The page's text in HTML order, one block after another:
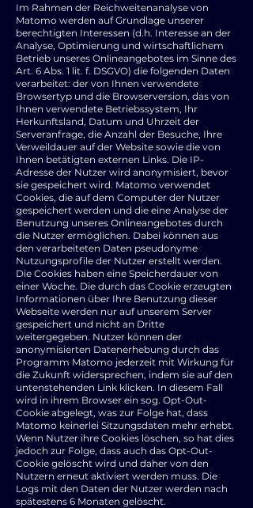
Im Rahmen der Reichweitenanalyse von
Matomo werden auf Grundlage unserer
berechtigten Interessen (d.h. Interesse an der
Analyse, Optimierung und wirtschaftlichem
Betrieb unseres Onlineangebotes im Sinne des
Art. 6 Abs. 1 lit. f. DSGVO) die folgenden Daten
verarbeitet: der von Ihnen verwendete
Browsertyp und die Browserversion, das von
Ihnen verwendete Betriebssystem, Ihr
Herkunftsland, Datum und Uhrzeit der
Serveranfrage, die Anzahl der Besuche, Ihre
Verweildauer auf der Website sowie die von
Ihnen betätigten externen Links. Die IP-
Adresse der Nutzer wird anonymisiert, bevor
sie gespeichert wird. Matomo verwendet
Cookies, die auf dem Computer der Nutzer
gespeichert werden und die eine Analyse der
Benutzung unseres Onlineangebotes durch
die Nutzer ermöglichen. Dabei können aus
den verarbeiteten Daten pseudonyme
Nutzungsprofile der Nutzer erstellt werden.
Die Cookies haben eine Speicherdauer von
einer Woche. Die durch das Cookie erzeugten
Informationen über Ihre Benutzung dieser
Webseite werden nur auf unserem Server
gespeichert und nicht an Dritte
weitergegeben. Nutzer können der
anonymisierten Datenerhebung durch das
Programm Matomo jederzeit mit Wirkung für
die Zukunft widersprechen, indem sie auf den
untenstehenden Link klicken. In diesem Fall
wird in ihrem Browser ein sog. Opt-Out-
Cookie abgelegt, was zur Folge hat, dass
Matomo keinerlei Sitzungsdaten mehr erhebt.
Wenn Nutzer ihre Cookies löschen, so hat dies
jedoch zur Folge, dass auch das Opt-Out-
Cookie gelöscht wird und daher von den
Nutzern erneut aktiviert werden muss. Die
Logs mit den Daten der Nutzer werden nach
spätestens 6 Monaten gelöscht.